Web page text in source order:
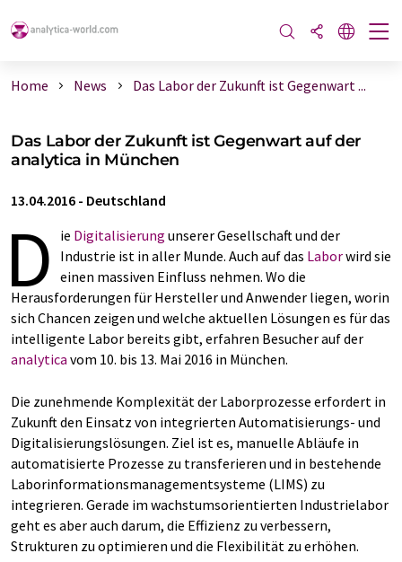
Home News Das Labor der Zukunft ist Gegenwart ...
Das Labor der Zukunft ist Gegenwart auf der
analytica in München
13.04.2016 - Deutschland
D ie Digitalisierung unserer Gesellschaft und der
Industrie ist in aller Munde. Auch auf das Laborwird sie
einen massiven Einfluss nehmen. Wo die
Herausforderungen für Hersteller und Anwender liegen, worin
sich Chancen zeigen und welche aktuellen Lösungen es für das
intelligente Labor bereits gibt, erfahren Besucher auf der
analytica vom 10. bis 13. Mai 2016 in München.
Die zunehmende Komplexität der Laborprozesse erfordert in
Zukunft den Einsatz von integrierten Automatisierungs- und
Digitalisierungslösungen. Ziel ist es, manuelle Abläufe in
automatisierte Prozesse zu transferieren und in bestehende
Laborinformationsmanagementsysteme (LIMS) zu
integrieren. Gerade im wachstumsorientierten Industrielabor
geht es aber auch darum, die Effizienz zu verbessern,
Strukturen zu optimieren und die Flexibilität zu erhöhen.